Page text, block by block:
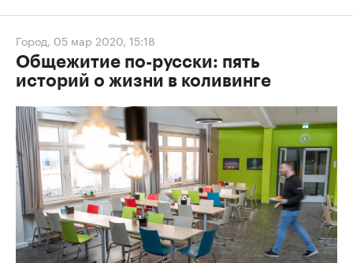
Город, 05 мар 2020, 15:18
Общежитие по-русски: пять
историй о жизни в коливинге